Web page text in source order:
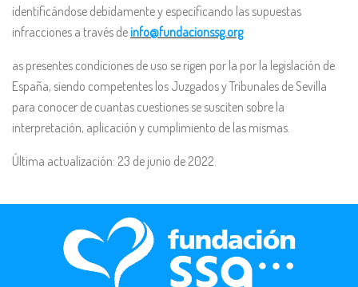
identificándose debidamente y especificando las supuestas
infracciones a través deinfo@fundacionssg.org
as presentes condiciones de uso se rigen por la por la legislación de
España, siendo competentes los Juzgados y Tribunales de Sevilla
para conocer de cuantas cuestiones se susciten sobre la
interpretación, aplicación y cumplimiento de las mismas.
Última actualización: 23 de junio de 2022.